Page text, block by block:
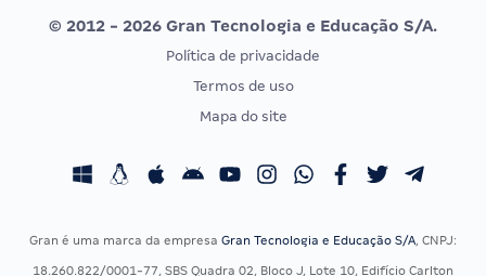
Vunesp
CONCURSOS POR PROFISSÃO
Concursos Fiscais
EXAME DE ORDEM
Calendário OAB
© 2012 - 2026 Gran Tecnologia e Educação S/A.
Política de privacidade
Termos de uso
Mapa do site
Gran é uma marca da empresa Gran Tecnologia e Educação S/A, CNPJ:
18.260.822/0001-77, SBS Quadra 02, Bloco J, Lote 10, Edifício Carlton